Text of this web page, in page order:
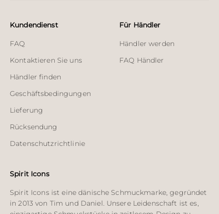
Kundendienst
FAQ
Kontaktieren Sie uns
Händler finden
Geschäftsbedingungen
Lieferung
Rücksendung
Datenschutzrichtlinie
Für Händler
Händler werden
FAQ Händler
Spirit Icons
Spirit Icons ist eine dänische Schmuckmarke, gegründet
in 2013 von Tim und Daniel. Unsere Leidenschaft ist es,